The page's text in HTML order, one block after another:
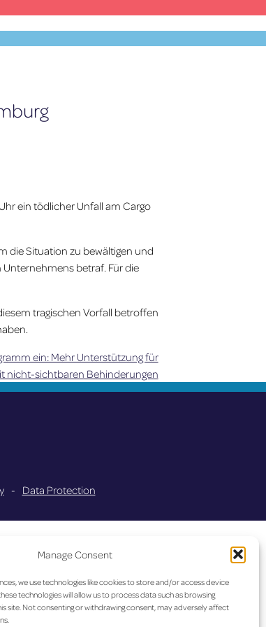
Manage Consent
we use technologies like cookies to store and/or access device
technologies will allow us to process data such as browsing
site. Not consenting or withdrawing consent, may adversely affect
ein tödlicher Unfall am Cargo
die Situation zu bewältigen und
betraf. Für die
tragischen Vorfall betroffen
ein: Mehr Unterstützung für
nicht-sichtbaren Behinderungen
- Data Protection